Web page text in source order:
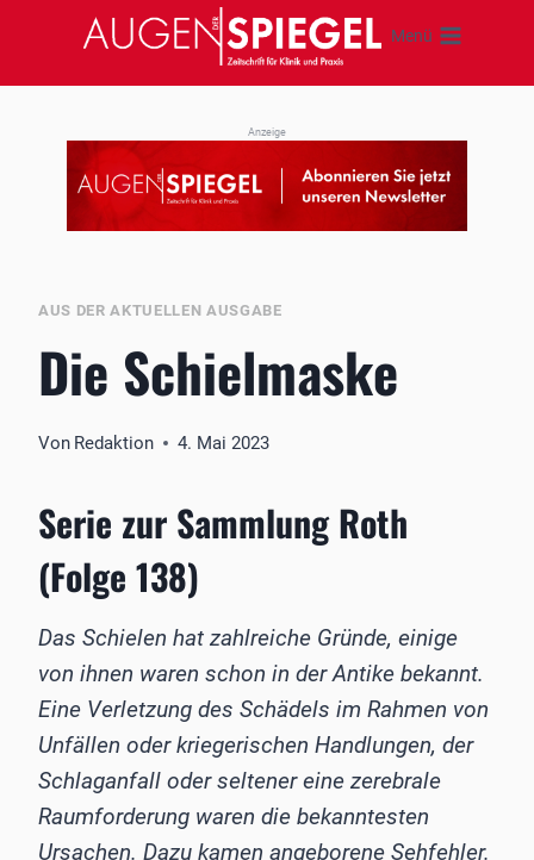
springen
Menü
Anzeige
AUS DER AKTUELLEN AUSGABE
Die Schielmaske
Von Redaktion 4. Mai 2023
Serie zur Sammlung Roth
(Folge 138)
Das Schielen hat zahlreiche Gründe, einige
von ihnen waren schon in der Antike bekannt.
Eine Verletzung des Schädels im Rahmen von
Unfällen oder kriegerischen Handlungen, der
Schlaganfall oder seltener eine zerebrale
Raumforderung waren die bekanntesten
Ursachen. Dazu kamen angeborene Sehfehler.